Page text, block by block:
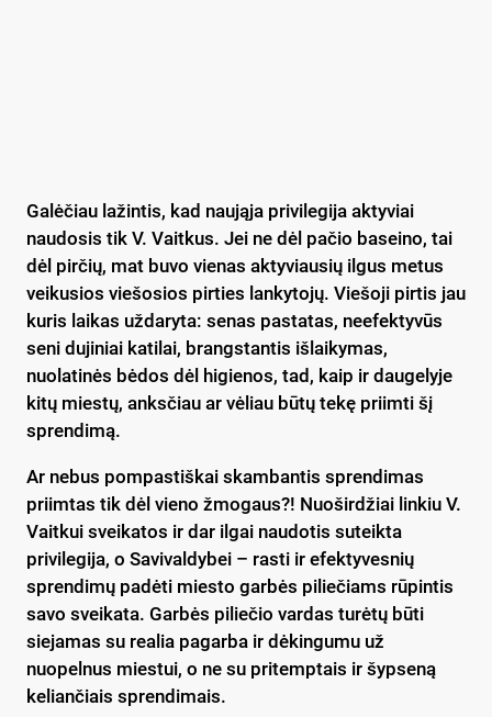
Galėčiau lažintis, kad naująja privilegija aktyviai
naudosis tik V. Vaitkus. Jei ne dėl pačio baseino, tai
dėl pirčių, mat buvo vienas aktyviausių ilgus metus
veikusios viešosios pirties lankytojų. Viešoji pirtis jau
kuris laikas uždaryta: senas pastatas, neefektyvūs
seni dujiniai katilai, brangstantis išlaikymas,
nuolatinės bėdos dėl higienos, tad, kaip ir daugelyje
kitų miestų, anksčiau ar vėliau būtų tekę priimti šį
sprendimą.
Ar nebus pompastiškai skambantis sprendimas
priimtas tik dėl vieno žmogaus?! Nuoširdžiai linkiu V.
Vaitkui sveikatos ir dar ilgai naudotis suteikta
privilegija, o Savivaldybei – rasti ir efektyvesnių
sprendimų padėti miesto garbės piliečiams rūpintis
savo sveikata. Garbės piliečio vardas turėtų būti
siejamas su realia pagarba ir dėkingumu už
nuopelnus miestui, o ne su pritemptais ir šypseną
keliančiais sprendimais.